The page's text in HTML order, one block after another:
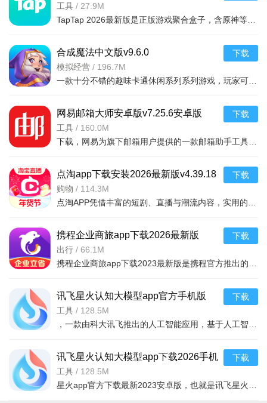
2026v2.94.0-mkt#100300手机版
工具 / 27.9M
合成魔法中文版v9.6.0
模拟经营 / 196.7M
下载
网易邮箱大师安卓版v7.25.6安卓版
工具 / 160.0M
下载
点淘app下载安装2026最新版v4.39.18
官方版
购物 / 114.3M
下载
携程企业商旅app下载2026最新版
v10.24.0安卓版
出行 / 66.1M
下载
讯飞星火认知大模型app官方手机版
v5.6.1安卓版
工具 / 128.5M
下载
讯飞星火认知大模型app下载2026手机
版v5.6.1安卓最新版
工具 / 128.5M
下载